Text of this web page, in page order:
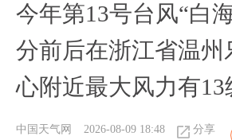
今年第13号台风“白
分前后在浙江省温
心附近最大风力有
中国天气网 2026-08-09 18:48 分享